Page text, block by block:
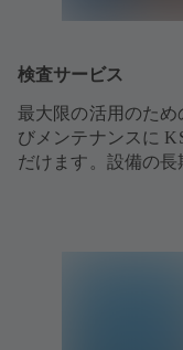
検査サービス
最大限の活用のた
びメンテナンスに
だけます。設備の